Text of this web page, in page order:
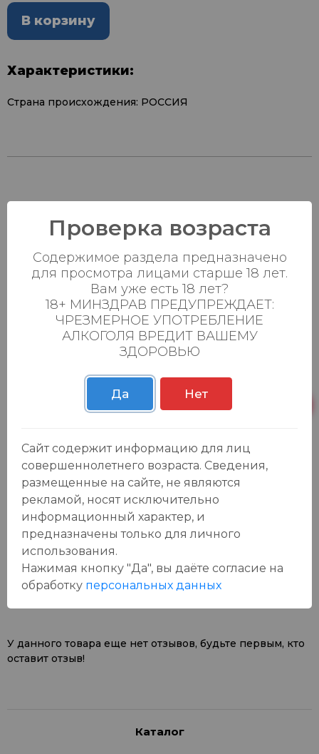
В корзину
Характеристики:
Страна происхождения: РОССИЯ
Ваш город:
Батыршина 20Б
Пн-Вс с 08:00 до
23:00
54 шт.
Магистральная 22д
Пн-Вс с 08:00 до
23:00
Осиновская 2В,
Пн-Вс с 09:00 до
Пн-Вс с 09:00 до
Отзывы:
Оставить отзыв
У данного товара еще нет отзывов, будьте первым, кто
оставит отзыв!
Каталог
Проверка возраста
Содержимое раздела предназначено
для просмотра лицами старше 18 лет.
Вам уже есть 18 лет?
18+ МИНЗДРАВ ПРЕДУПРЕЖДАЕТ:
ЧРЕЗМЕРНОЕ УПОТРЕБЛЕНИЕ
АЛКОГОЛЯ ВРЕДИТ ВАШЕМУ
ЗДОРОВЬЮ
Да Нет
Сайт содержит информацию для лиц
совершеннолетнего возраста. Сведения,
размещенные на сайте, не являются
рекламой, носят исключительно
информационный характер, и
предназначены только для личного
использования.
Нажимая кнопку "Да", вы даёте cогласие на
обработку персональных данных